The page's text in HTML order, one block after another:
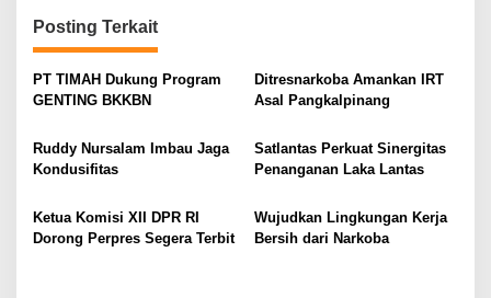
a
s
i
o
s
Posting Terkait
PT TIMAH Dukung Program
GENTING BKKBN
Ditresnarkoba Amankan IRT
Asal Pangkalpinang
Ruddy Nursalam Imbau Jaga
Kondusifitas
Satlantas Perkuat Sinergitas
Penanganan Laka Lantas
Ketua Komisi XII DPR RI
Dorong Perpres Segera Terbit
Wujudkan Lingkungan Kerja
Bersih dari Narkoba